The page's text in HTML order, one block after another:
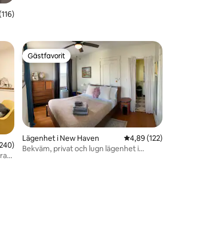
5 i genomsnittligt betyg, 116 omdömen
i genomsnittligt betyg, 240 omdömen
Gästfavorit
Gästfavorit
Lägenhet i New Haven 4,89 av 5 i
4,89 (122)
Bekväm, privat och lugn lägenhet i